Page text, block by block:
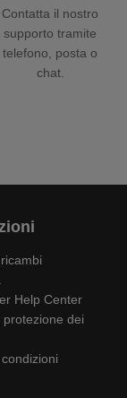
Contatta il nostro
supporto tramite
telefono, posta o
chat.
Help Center
protezione dei